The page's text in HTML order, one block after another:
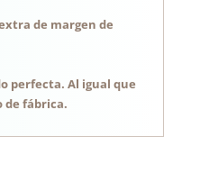
de margen de
perfecta. Al igual que
de fábrica.